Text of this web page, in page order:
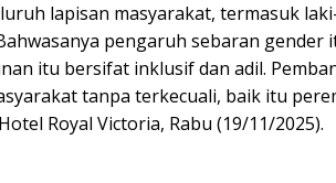
lapisan masyarakat, termasuk
pengaruh sebaran gender
itu bersifat inklusif dan adil.
tanpa terkecuali, baik itu
Royal Victoria, Rabu (19/11/2025).